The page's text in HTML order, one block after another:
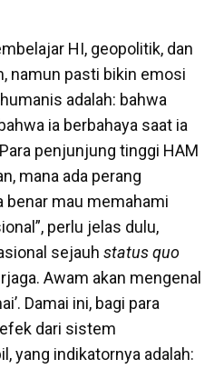
HI, geopolitik, dan
namun pasti bikin emosi
adalah: bahwa
ia berbahaya saat ia
penjunjung tinggi HAM
mana ada perang
benar mau memahami
perlu jelas dulu,
sejauh status quo
Awam akan mengenal
Damai ini, bagi para
dari sistem
yang indikatornya adalah: